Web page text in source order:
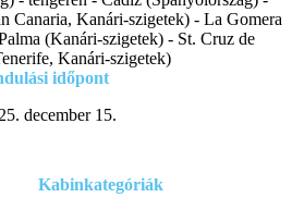
Canaria, Kanári-szigetek) - La Gomera
(Kanári-szigetek) - St. Cruz de
Kanári-szigetek)
időpont
december 15.
Kabinkategóriák